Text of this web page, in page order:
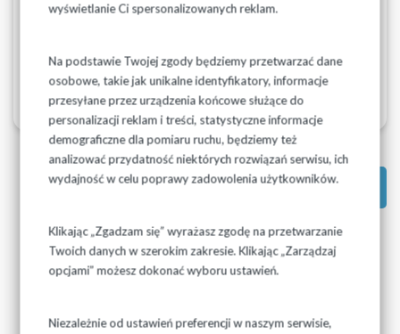
wyświetlanie Ci spersonalizowanych reklam.
Na podstawie Twojej zgody będziemy przetwarzać dane
osobowe, takie jak unikalne identyfikatory, informacje
przesyłane przez urządzenia końcowe służące do
personalizacji reklam i treści, statystyczne informacje
demograficzne dla pomiaru ruchu, będziemy też
analizować przydatność niektórych rozwiązań serwisu, ich
wydajność w celu poprawy zadowolenia użytkowników.
Klikając „Zgadzam się” wyrażasz zgodę na przetwarzanie
Twoich danych w szerokim zakresie. Klikając „Zarządzaj
opcjami” możesz dokonać wyboru ustawień.
Niezależnie od ustawień preferencji w naszym serwisie,
Powrót do: Ogłoszenia